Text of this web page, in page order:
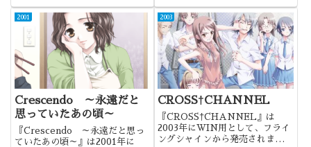
難度でも話題になった、館モノの
コマンド選択式ADVでした。
ロコメＡＤＶ。この作品が出たこ
とよりも、シリーズ化された事の
方が驚きだったり。
2001
Crescendo ～永遠だと
思っていたあの頃～
『Crescendo ～永遠だと思っ
ていたあの頃～』は2001年に
2003
CROSS†CHANNEL
『CROSS†CHANNEL』は
2003年にWIN用として、フライ
ングシャインから発売されまし